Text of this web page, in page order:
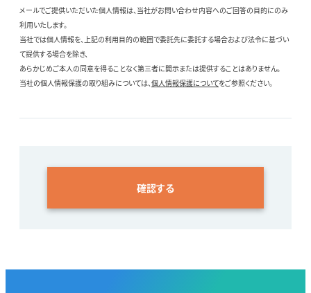
メールでご提供いただいた個人情報は、当社がお問い合わせ内容へのご回答の目的にのみ
利用いたします。
当社では個人情報を、上記の利用目的の範囲で委託先に委託する場合および法令に基づい
て提供する場合を除き、
あらかじめご本人の同意を得ることなく第三者に開示または提供することはありません。
当社の個人情報保護の取り組みについては、 個人情報保護についてをご参照ください。
確認する